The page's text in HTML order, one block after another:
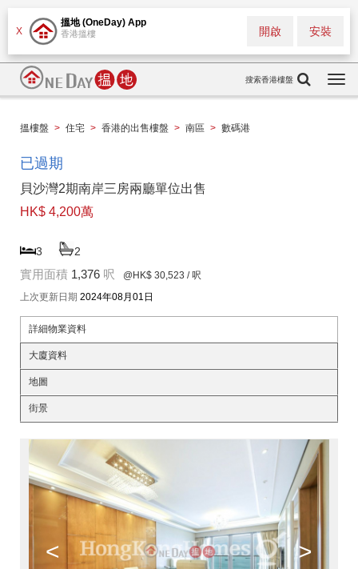
X
搵地 (OneDay) App
香港搵樓 安裝
開啟
搜索香港樓盤
搵樓盤 > 住宅 > 香港的出售樓盤 > 南區 > 數碼港
已過期
貝沙灣2期南岸三房兩廳單位出售
HK$ 4,200萬
3 2
實用面積 1,376 呎 @HK$ 30,523 / 呎
上次更新日期 2024年08月01日
詳細物業資料
大廈資料
地圖
街景
< >